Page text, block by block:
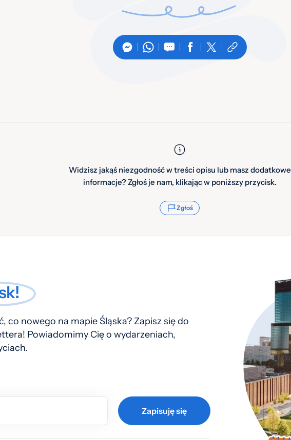
Widzisz jakąś niezgodność w treści opisu lub masz dodatkowe
informacje? Zgłoś je nam, klikając w poniższy przycisk.
Zgłoś
co nowego na mapie Śląska? Zapisz się do
Powiadomimy Cię o wydarzeniach,
Zapisuję się